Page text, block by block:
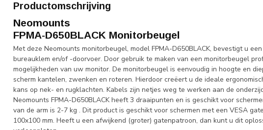
Productomschrijving
Neomounts
FPMA-D650BLACK Monitorbeugel
Met deze Neomounts monitorbeugel, model FPMA-D650BLACK, bevestigt u
bureauklem en/of -doorvoer. Door gebruik te maken van een monitorbeugel
mogelijkheden van uw monitor. De monitorbeugel is eenvoudig in hoogte en
scherm kantelen, zwenken en roteren. Hierdoor creëert u de ideale
kans op nek- en rugklachten. Kabels zijn netjes weg te werken aan de
Neomounts FPMA-D650BLACK heeft 3 draaipunten en is geschikt voor
van de arm is 2-7 kg . Dit product is geschikt voor schermen met een VESA
100x100 mm. Heeft u een afwijkend (groter) gatenpatroon, dan kunt u dit